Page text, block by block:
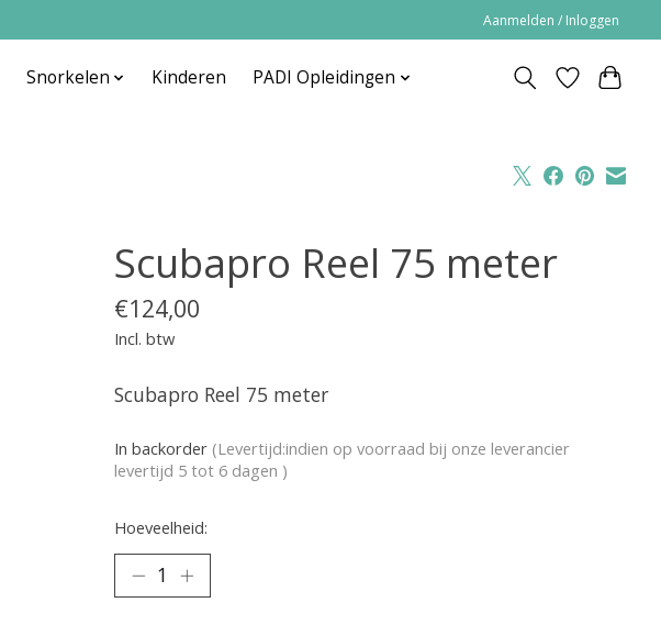
Aanmelden / Inloggen
Snorkelen Kinderen PADI Opleidingen
Scubapro Reel 75 meter
€124,00
Incl. btw
Scubapro Reel 75 meter
In backorder (Levertijd:indien op voorraad bij onze leverancier
levertijd 5 tot 6 dagen )
Hoeveelheid: